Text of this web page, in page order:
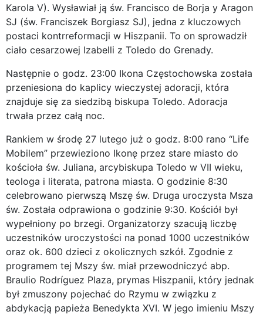
Karola V). Wysławiał ją św. Francisco de Borja y Aragon
SJ (św. Franciszek Borgiasz SJ), jedna z kluczowych
postaci kontrreformacji w Hiszpanii. To on sprowadził
ciało cesarzowej Izabelli z Toledo do Grenady.
Następnie o godz. 23:00 Ikona Częstochowska została
przeniesiona do kaplicy wieczystej adoracji, która
znajduje się za siedzibą biskupa Toledo. Adoracja
trwała przez całą noc.
Rankiem w środę 27 lutego już o godz. 8:00 rano “Life
Mobilem” przewieziono Ikonę przez stare miasto do
kościoła św. Juliana, arcybiskupa Toledo w VII wieku,
teologa i literata, patrona miasta. O godzinie 8:30
celebrowano pierwszą Mszę św. Druga uroczysta Msza
św. Została odprawiona o godzinie 9:30. Kościół był
wypełniony po brzegi. Organizatorzy szacują liczbę
uczestników uroczystości na ponad 1000 uczestników
oraz ok. 600 dzieci z okolicznych szkół. Zgodnie z
programem tej Mszy św. miał przewodniczyć abp.
Braulio Rodríguez Plaza, prymas Hiszpanii, który jednak
był zmuszony pojechać do Rzymu w związku z
abdykacją papieża Benedykta XVI. W jego imieniu Mszy